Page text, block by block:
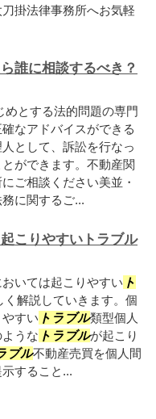
掛法律事務所へお気軽
誰に相談するべき？
めとする法的問題の専門
なアドバイスができる
として、訴訟を行なっ
ができます。不動産関
ご相談ください美並・
に関するご...
こりやすいトラブル
いては起こりやすい ト
解説していきます。個
すい トラブル類型個人
うな トラブルが起こり
ブル不動産売買を個人間
すること...